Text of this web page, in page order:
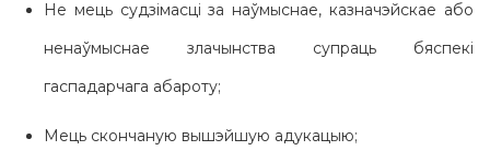
Не мець судзімасці за наўмыснае, казначэйскае або
ненаўмыснае злачынства супраць бяспекі
гаспадарчага абароту;
Мець скончаную вышэйшую адукацыю;